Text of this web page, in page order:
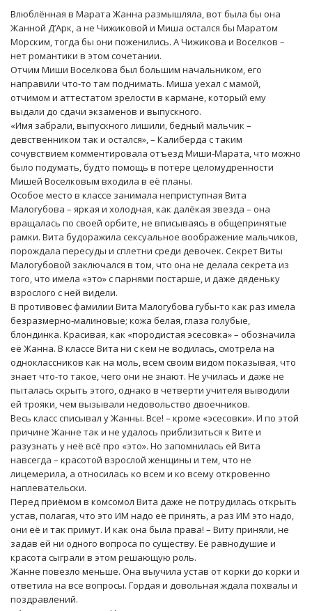
Влюблённая в Марата Жанна размышляла, вот была бы она
Жанной Д’Арк, а не Чижиковой и Миша остался бы Маратом
Морским, тогда бы они поженились. А Чижикова и Воселков –
нет романтики в этом сочетании.
Отчим Миши Воселкова был большим начальником, его
направили что-то там поднимать. Миша уехал с мамой,
отчимом и аттестатом зрелости в кармане, который ему
выдали до сдачи экзаменов и выпускного.
«Имя забрали, выпускного лишили, бедный мальчик –
девственником так и остался», – Калиберда с таким
сочувствием комментировала отъезд Миши-Марата, что можно
было подумать, будто помощь в потере целомудренности
Мишей Воселковым входила в её планы.
Особое место в классе занимала неприступная Вита
Малогубова – яркая и холодная, как далёкая звезда – она
вращалась по своей орбите, не вписываясь в общепринятые
рамки. Вита будоражила сексуальное воображение мальчиков,
порождала пересуды и сплетни среди девочек. Секрет Виты
Малогубовой заключался в том, что она не делала секрета из
того, что имела «это» с парнями постарше, и даже дяденьку
взрослого с ней видели.
В противовес фамилии Вита Малогубова губы-то как раз имела
безразмерно-малиновые; кожа белая, глаза голубые,
блондинка. Красивая, как «породистая эсесовка» – обозначила
её Жанна. В классе Вита ни с кем не водилась, смотрела на
одноклассников как на моль, всем своим видом показывая, что
знает что-то такое, чего они не знают. Не училась и даже не
пыталась скрыть этого, однако в четверти учителя выводили
ей трояки, чем вызывали недовольство двоечников.
Весь класс списывал у Жанны. Все! – кроме «эсесовки». И по этой
причине Жанне так и не удалось приблизиться к Вите и
разузнать у неё всё про «это». Но запомнилась ей Вита
навсегда – красотой взрослой женщины и тем, что не
лицемерила, а относилась ко всем и ко всему откровенно
наплевательски.
Перед приёмом в комсомол Вита даже не потрудилась открыть
устав, полагая, что это ИМ надо её принять, а раз ИМ это надо,
они её и так примут. И как она была права! – Виту приняли, не
задав ей ни одного вопроса по существу. Её равнодушие и
красота сыграли в этом решающую роль.
Жанне повезло меньше. Она выучила устав от корки до корки и
ответила на все вопросы. Гордая и довольная ждала похвалы и
поздравлений.